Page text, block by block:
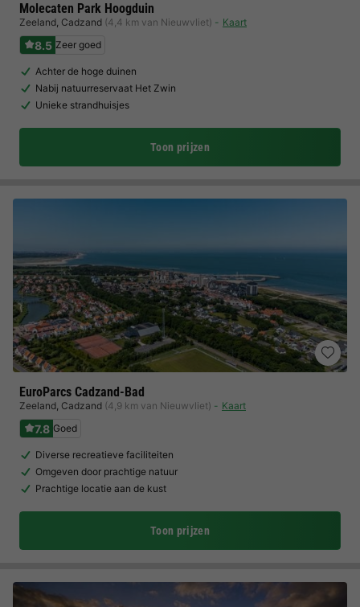
Molecaten Park Hoogduin
Zeeland, Cadzand (4,4 km van Nieuwvliet) Kaart
8.5 Zeer goed
Achter de hoge duinen
Nabij natuurreservaat Het Zwin
Unieke strandhuisjes
Toon prijzen
EuroParcs Cadzand-Bad
Zeeland, Cadzand (4,9 km van Nieuwvliet) Kaart
7.8 Goed
Diverse recreatieve faciliteiten
Omgeven door prachtige natuur
Prachtige locatie aan de kust
Toon prijzen